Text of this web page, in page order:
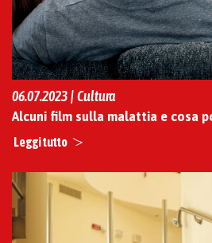
06.07.2023 | Cultura
Alcuni film sulla malattia e cosa
Leggi tutto